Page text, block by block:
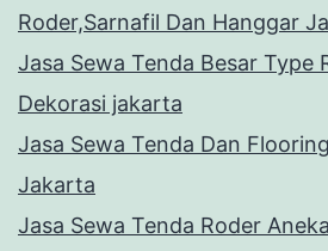
Roder,Sarnafil Dan Hanggar
Jasa Sewa Tenda Besar Type
Dekorasi jakarta
Jasa Sewa Tenda Dan
Jakarta
Jasa Sewa Tenda Roder